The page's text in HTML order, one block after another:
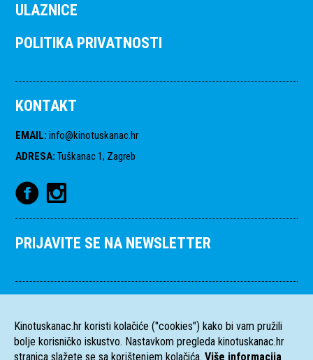
ULAZNICE
POLITIKA PRIVATNOSTI
KONTAKT
EMAIL: info@kinotuskanac.hr
ADRESA: Tuškanac 1, Zagreb
PRIJAVITE SE NA NEWSLETTER
Kinotuskanac.hr koristi kolačiće ("cookies") kako bi vam pružili
bolje korisničko iskustvo. Nastavkom pregleda kinotuskanac.hr
stranica slažete se sa korištenjem kolačića. Više informacija